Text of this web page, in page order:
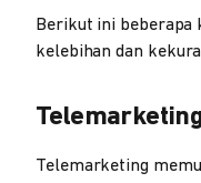
Berikut ini beberapa
kelebihan dan
Telemarketing